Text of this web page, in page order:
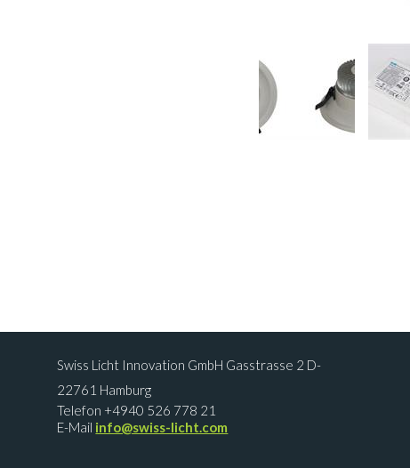
Swiss Licht Innovation GmbH Gasstrasse 2 D-
22761 Hamburg
Telefon +4940 526 778 21
E-Mail info@swiss-licht.com